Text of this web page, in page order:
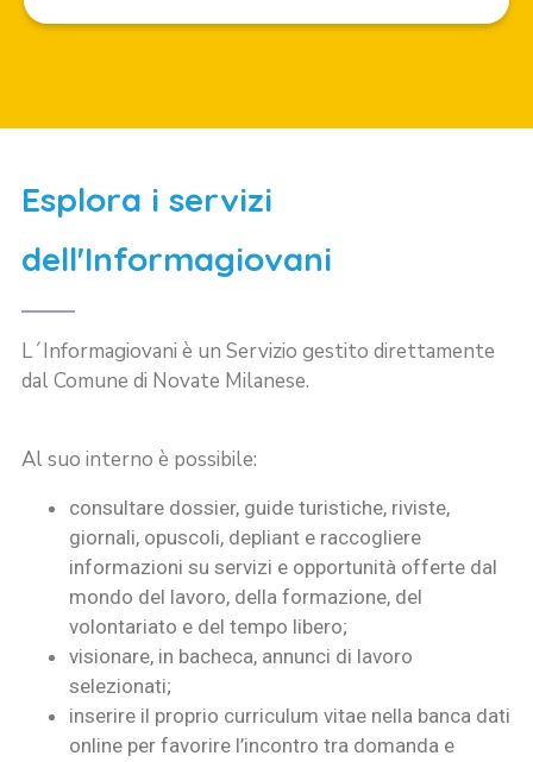
Esplora i servizi
dell'Informagiovani
L´Informagiovani è un Servizio gestito direttamente
dal Comune di Novate Milanese.
Al suo interno è possibile:
consultare dossier, guide turistiche, riviste,
giornali, opuscoli, depliant e raccogliere
informazioni su servizi e opportunità offerte dal
mondo del lavoro, della formazione, del
volontariato e del tempo libero;
visionare, in bacheca, annunci di lavoro
selezionati;
inserire il proprio curriculum vitae nella banca dati
online per favorire l’incontro tra domanda e